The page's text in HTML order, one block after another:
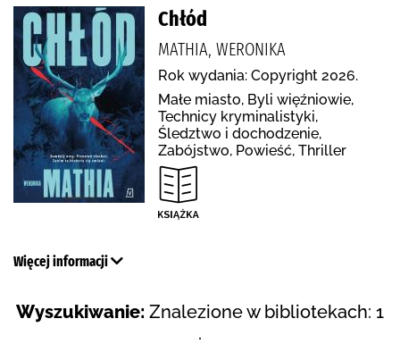
Chłód
MATHIA, WERONIKA
Rok wydania: Copyright 2026.
Małe miasto, Byli więźniowie,
Technicy kryminalistyki,
Śledztwo i dochodzenie,
Zabójstwo, Powieść, Thriller
Więcej informacji
Wyszukiwanie: Znalezione w bibliotekach: 1
.